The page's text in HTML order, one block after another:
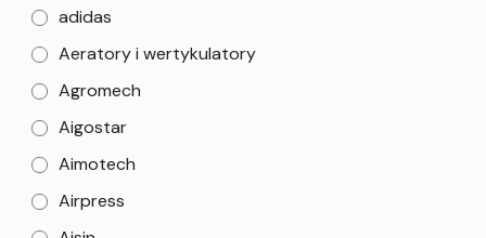
adidas
Aeratory i wertykulatory
Agromech
Aigostar
Aimotech
Airpress